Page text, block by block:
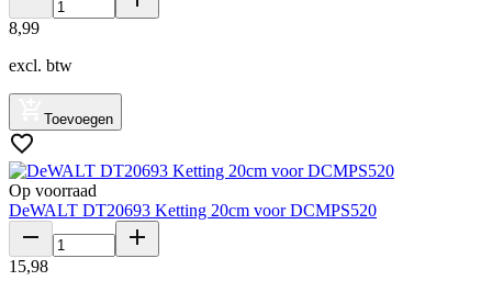
8,99
excl. btw
Toevoegen
Op voorraad
DeWALT DT20693 Ketting 20cm voor DCMPS520
15,98